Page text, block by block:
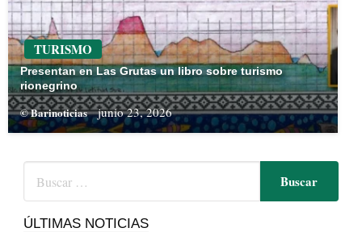
TURISMO
Presentan en Las Grutas un libro sobre turismo
rionegrino
© Barinoticias junio 23, 2026
ÚLTIMAS NOTICIAS